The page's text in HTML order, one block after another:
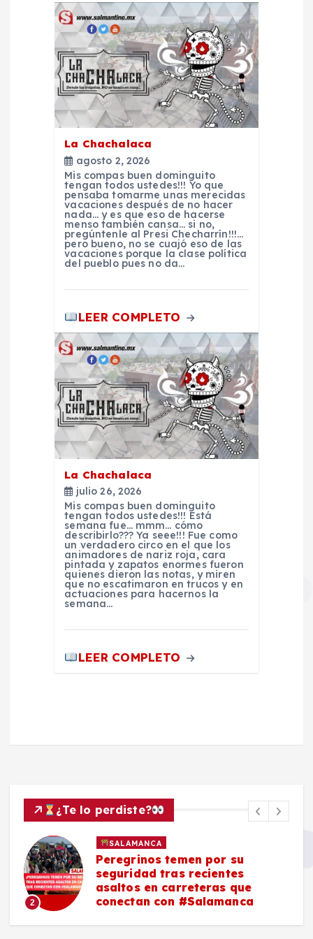
La Chachalaca
agosto 2, 2026
Mis compas buen dominguito
tengan todos ustedes!!! Yo que
pensaba tomarme unas merecidas
vacaciones después de no hacer
nada… y es que eso de hacerse
menso también cansa… si no,
pregúntenle al Presi Checharrín!!!…
pero bueno, no se cuajó eso de las
vacaciones porque la clase política
del pueblo pues no da…
LEER COMPLETO
La Chachalaca
julio 26, 2026
Mis compas buen dominguito
tengan todos ustedes!!! Está
semana fue… mmm… cómo
describirlo??? Ya seee!!! Fue como
un verdadero circo en el que los
animadores de nariz roja, cara
pintada y zapatos enormes fueron
quienes dieron las notas, y miren
que no escatimaron en trucos y en
actuaciones para hacernos la
semana…
LEER COMPLETO
¿Te lo perdiste?
2
SALAMANCA
Peregrinos temen por su
seguridad tras recientes
asaltos en carreteras que
conectan con #Salamanca